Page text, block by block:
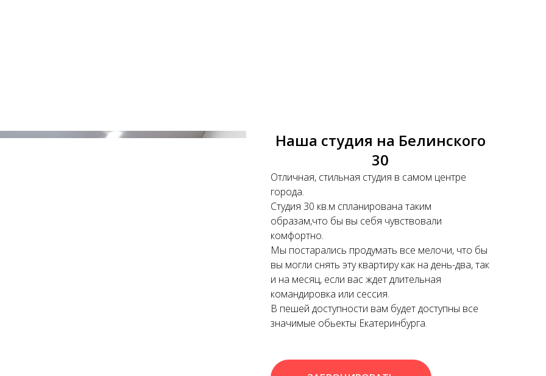
Наша студия на Белинского
30
Отличная, стильная студия в самом центре
города.
Студия 30 кв.м спланирована таким
образам,что бы вы себя чувствовали
комфортно.
Мы постарались продумать все мелочи, что бы
вы могли снять эту квартиру как на день-два, так
и на месяц, если вас ждет длительная
командировка или сессия.
В пешей доступности вам будет доступны все
значимые обьекты Екатеринбурга.